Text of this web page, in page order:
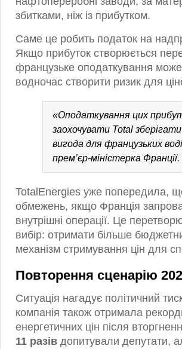
збитками, ніж із прибутком.
Саме це робить податок на
Якщо прибуток створюється
французьке оподаткування
водночас створити ризик для
«Оподаткування цих
заохочувати Total
вигода для французьких
прем’єр-міністерка Франції.
TotalEnergies уже попередила,
обмежень, якщо Франція
внутрішні операції. Це
вибір: отримати більше
механізм стримування цін для
Повторення сценарію
Ситуація нагадує політичний
компанія також отримала
енергетичних цін після
11 разів допитували депутати,